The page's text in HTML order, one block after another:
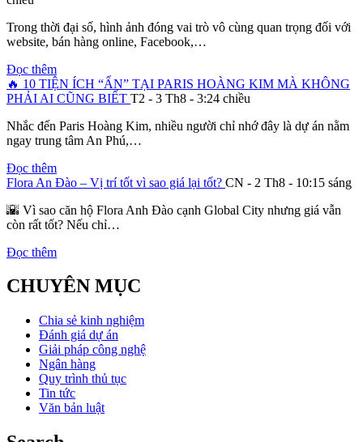
Trong thời đại số, hình ảnh đóng vai trò vô cùng quan trọng đối với
website, bán hàng online, Facebook,…
Đọc thêm
🔥 10 TIỆN ÍCH “ẨN” TẠI PARIS HOÀNG KIM MÀ KHÔNG
PHẢI AI CŨNG BIẾT T2 - 3 Th8 - 3:24 chiều
Nhắc đến Paris Hoàng Kim, nhiều người chỉ nhớ đây là dự án nằm
ngay trung tâm An Phú,…
Đọc thêm
Flora An Đào – Vị trí tốt vì sao giá lại tốt? CN - 2 Th8 - 10:15 sáng
🌇 Vì sao căn hộ Flora Anh Đào cạnh Global City nhưng giá vẫn
còn rất tốt? Nếu chỉ…
Đọc thêm
CHUYÊN MỤC
Chia sẻ kinh nghiệm
Đánh giá dự án
Giải pháp công nghệ
Ngân hàng
Quy trình thủ tục
Tin tức
Văn bản luật